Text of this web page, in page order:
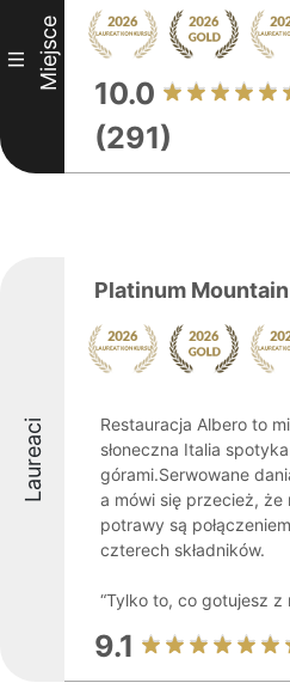
III Miejsce
10.0
(291)
Laureaci
Platinum
Restauracja Albero to
słoneczna Italia
górami.Serwowane
a mówi się przecież, że
potrawy są
czterech składników.
“Tylko to, co gotujesz z
9.1